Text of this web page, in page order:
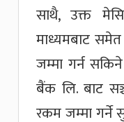
साथै, उक्त
माध्यमबाट
जम्मा गर्न
बैंक लि. बाट
रकम जम्मा गर्ने